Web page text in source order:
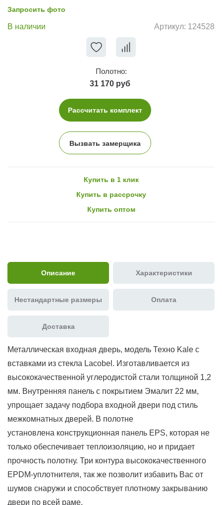
Запросить фото
В наличии Артикул: 124528
Полотно:
31 170 руб
Рассчитать комплект
Вызвать замерщика
Купить в 1 клик
Купить в рассрочку
Купить оптом
Описание Характеристики
Нестандартные размеры Оплата
Доставка
Металлическая входная дверь, модель Техно Kale с
вставками из стекла Lacobel. Изготавливается из
высококачественной углеродистой стали толщиной 1,2
мм. Внутренняя панель с покрытием Эмалит 22 мм,
упрощает задачу подбора входной двери под стиль
межкомнатных дверей. В полотне
установлена конструкционная панель EPS, которая не
только обеспечивает теплоизоляцию, но и придает
прочность полотну. Три контура высококачественного
EPDM-уплотнителя, так же позволит избавить Вас от
шумов снаружи и способствует плотному закрыванию
двери по всей раме.